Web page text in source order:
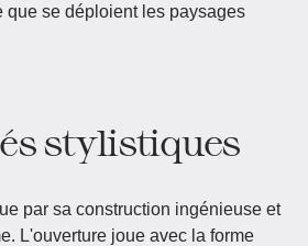
que se déploient les paysages
stylistiques
par sa construction ingénieuse et
L'ouverture joue avec la forme